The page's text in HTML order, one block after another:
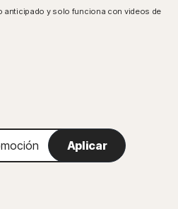
anticipado y solo funciona con videos de
Aplicar